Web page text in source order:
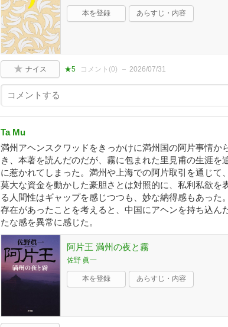
本を登録 あらすじ・内容
ナイス ★5 コメント(0) 2026/07/31
Ta Mu
満州アヘンスクワッドをきっかけに満州国の阿片事情か
き、本著を読んだのだが、霧に包まれた里見甫の生涯を
に惹かれてしまった。満州や上海での阿片取引を通じて
莫大な資金を動かした豪胆さとは対照的に、私利私欲を
る人間性はギャップを感じつつも、妙な納得感もあった
存在があったことを考えると、中国にアヘンを持ち込ん
たな感を異常に感じた。
阿片王 満州の夜と霧
佐野 眞一
本を登録 あらすじ・内容